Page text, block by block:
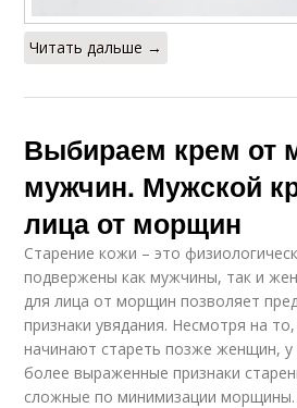
Читать дальше →
Выбираем крем от
мужчин. Мужской
лица от морщин
Старение кожи – это
подвержены как мужчины, так и
для лица от морщин позволяет
признаки увядания. Несмотря на
начинают стареть позже женщин, у
более выраженные признаки
сложные по минимизации